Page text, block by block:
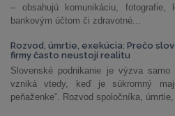
– obsahujú komunikáciu, fotografie,
bankovým účtom či zdravotné...
Rozvod, úmrtie, exekúcia: Prečo
firmy často neustojí realitu
Slovenské podnikanie je výzva
vzniká vtedy, keď je súkromný
peňaženke“. Rozvod spoločníka,